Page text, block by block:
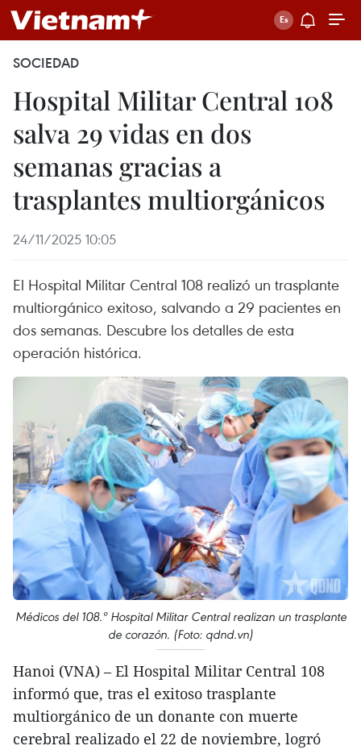
SOCIEDAD
Hospital Militar Central 108
salva 29 vidas en dos
semanas gracias a
trasplantes multiorgánicos
24/11/2025 10:05
El Hospital Militar Central 108 realizó un trasplante
multiorgánico exitoso, salvando a 29 pacientes en
dos semanas. Descubre los detalles de esta
operación histórica.
Médicos del 108.º Hospital Militar Central realizan un trasplante
de corazón. (Foto: qdnd.vn)
Hanoi (VNA) – El Hospital Militar Central 108
informó que, tras el exitoso trasplante
multiorgánico de un donante con muerte
cerebral realizado el 22 de noviembre, logró